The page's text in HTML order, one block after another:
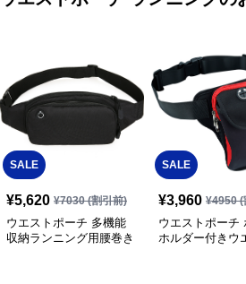
SALE
¥5,620 ¥7030(割引前)
ウエストポーチ 多機能
収納ランニング用腰巻き
SALE
¥3,960 ¥4950(
ウエストポーチ
ホルダー付きウ